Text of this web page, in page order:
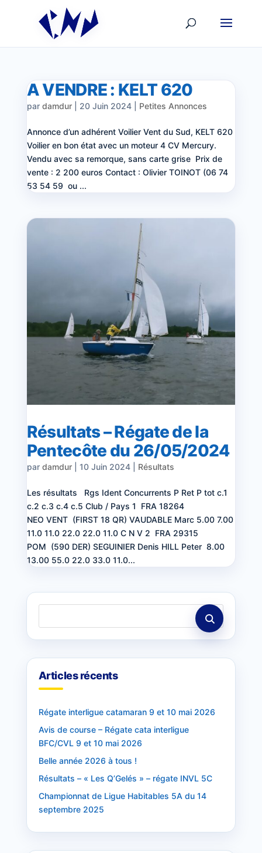
A VENDRE : KELT 620
par damdur| 20 Juin 2024| Petites Annonces
Annonce d’un adhérent Voilier Vent du Sud, KELT 620
Voilier en bon état avec un moteur 4 CV Mercury.
Vendu avec sa remorque, sans carte grise Prix de
vente : 2 200 euros Contact : Olivier TOINOT (06 74
53 54 59 ou ...
Résultats – Régate de la
Pentecôte du 26/05/2024
par damdur| 10 Juin 2024| Résultats
Les résultats Rgs Ident Concurrents P Ret P tot c.1
c.2 c.3 c.4 c.5 Club / Pays 1 FRA 18264
NEO VENT (FIRST 18 QR) VAUDABLE Marc 5.00 7.00
11.0 11.0 22.0 22.0 11.0 C N V 2 FRA 29315
POM (590 DER) SEGUINIER Denis HILL Peter 8.00
13.00 55.0 22.0 33.0 11.0...
Articles récents
Régate interligue catamaran 9 et 10 mai 2026
Avis de course – Régate cata interligue
BFC/CVL 9 et 10 mai 2026
Belle année 2026 à tous !
Résultats – « Les Q’Gelés » – régate INVL 5C
Championnat de Ligue Habitables 5A du 14
septembre 2025